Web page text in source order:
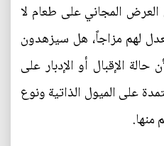
العرض المجاني على طعام لا
لهم مزاجاً، هل سيزهدون
الإقبال أو الإدبار على
على الميول الذاتية ونوع
منها.